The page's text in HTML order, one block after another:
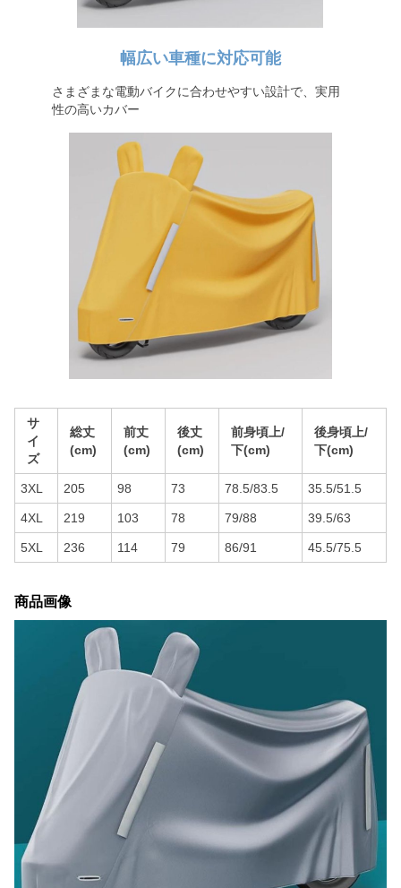
幅広い車種に対応可能
さまざまな電動バイクに合わせやすい設計で、実用
性の高いカバー
サ
イ
ズ
総丈
(cm)
前丈
(cm)
後丈
(cm)
前身頃上/
下(cm)
後身頃上/
下(cm)
3XL 205 98 73 78.5/83.5 35.5/51.5
4XL 219 103 78 79/88 39.5/63
5XL 236 114 79 86/91 45.5/75.5
商品画像